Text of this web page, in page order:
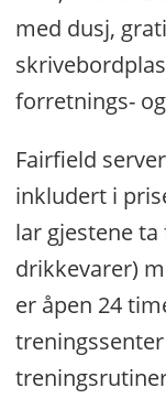
med dusj,
forretnings-
Fairfield
inkludert i
lar gjestene
drikkevarer)
er åpen 24